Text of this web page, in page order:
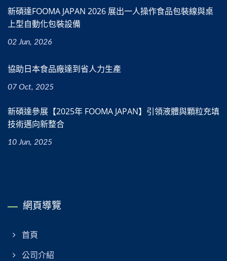
新碩達FOOMA JAPAN 2026 展出一人操作食品包裝線與桌
上型自動化包裝設備
02 Jun, 2026
協助日本食品廠達到省人力生產
07 Oct, 2025
新碩達參展【2025年 FOOMA JAPAN】引領液體與顆粒充填
技術邁向新整合
10 Jun, 2025
網頁導覽
首頁
公司介紹